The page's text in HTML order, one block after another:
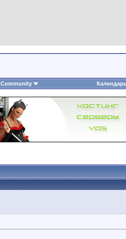
Community